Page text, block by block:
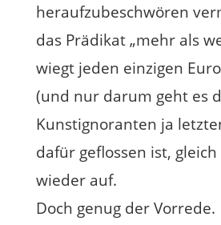
heraufzubeschwören
das Prädikat „mehr als
wiegt jeden einzigen
(und nur darum geht es
Kunstignoranten ja
dafür geflossen ist,
wieder auf.
Doch genug der Vorrede.